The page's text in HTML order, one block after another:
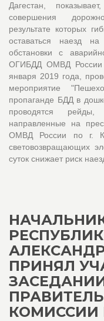
Дагестан,
совершения
результате которых
оставаться наезд
обстановки с
ОГИБДД ОМВД России
января 2019 года,
мероприятие
пропаганде БДД в
проводятся
направленные на
ОМВД России по г.
световозвращающих
суток снижает риск
ПРИНЯЛ
КОМИССИИ